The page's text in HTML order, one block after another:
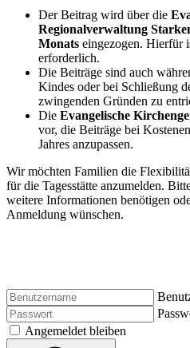
Der Beitrag wird über die
Regionalverwaltung
Monats eingezogen. Hierfür
erforderlich.
Die Beiträge sind auch
Kindes oder bei Schließung
zwingenden Gründen zu
Die Evangelische
vor, die Beiträge bei
Jahres anzupassen.
Wir möchten Familien die
für die Tagesstätte anzumelden.
weitere Informationen benötigen
Anmeldung wünschen.
Angemeldet bleiben